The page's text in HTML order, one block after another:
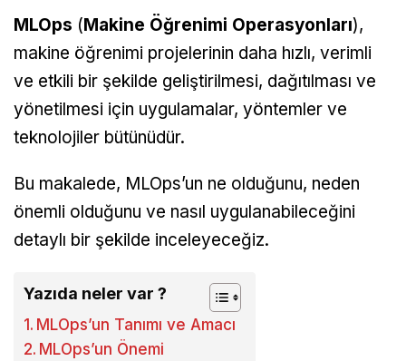
MLOps (Makine Öğrenimi Operasyonları),
makine öğrenimi projelerinin daha hızlı, verimli
ve etkili bir şekilde geliştirilmesi, dağıtılması ve
yönetilmesi için uygulamalar, yöntemler ve
teknolojiler bütünüdür.
Bu makalede, MLOps’un ne olduğunu, neden
önemli olduğunu ve nasıl uygulanabileceğini
detaylı bir şekilde inceleyeceğiz.
Yazıda neler var ?
MLOps’un Tanımı ve Amacı
MLOps’un Önemi